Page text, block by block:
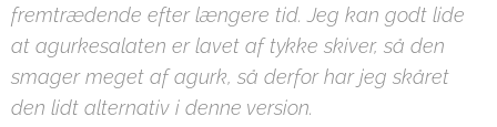
fremtrædende efter længere tid. Jeg kan godt lide
at agurkesalaten er lavet af tykke skiver, så den
smager meget af agurk, så derfor har jeg skåret
den lidt alternativ i denne version.